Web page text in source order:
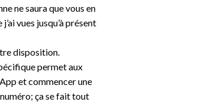
ne saura que vous en
vues jusqu’à présent
disposition.
permet aux
et commencer une
ça se fait tout